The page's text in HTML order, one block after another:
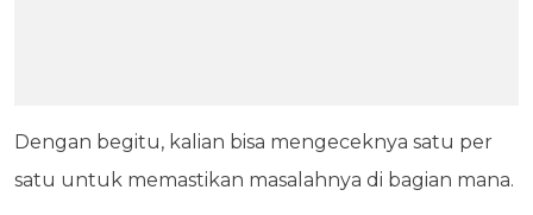
Dengan begitu, kalian bisa mengeceknya satu per
satu untuk memastikan masalahnya di bagian mana.